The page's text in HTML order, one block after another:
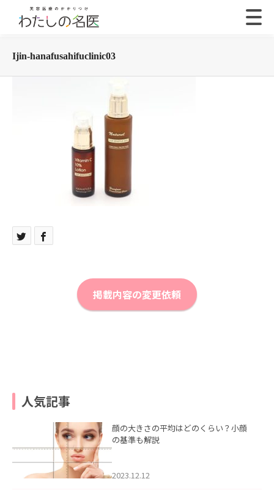
Ijin-hanafusahifuclinic03
掲載内容の変更依頼
人気記事
顔の大きさの平均はどのくらい？小顔
の基準も解説
2023.12.12